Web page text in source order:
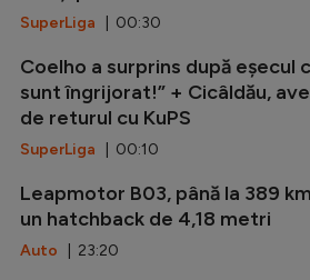
SuperLiga | 00:30
Coelho a surprins după eșecul
sunt îngrijorat!” + Cicâldău,
de returul cu KuPS
SuperLiga | 00:10
Leapmotor B03, până la 389
un hatchback de 4,18 metri
Auto | 23:20